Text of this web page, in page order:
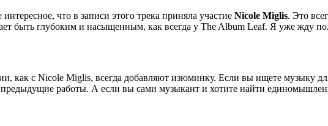
интересное, что в записи этого трека приняла участие Nicole Miglis. Это
быть глубоким и насыщенным, как всегда у The Album Leaf. Я уже жду
как с Nicole Miglis, всегда добавляют изюминку. Если вы ищете музыку
работы. А если вы сами музыкант и хотите найти